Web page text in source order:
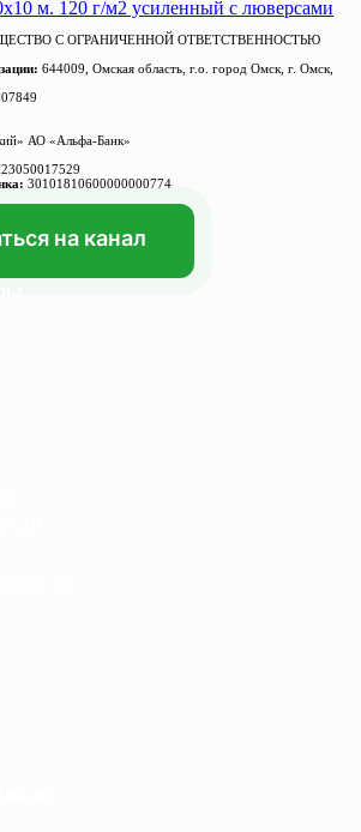
С ОГРАНИЧЕННОЙ ОТВЕТСТВЕННОСТЬЮ
644009, Омская область, г.о. город Омск, г. Омск,
АО «Альфа-Банк»
30101810600000000774
на канал